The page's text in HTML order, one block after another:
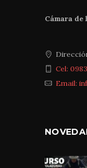
Cámara
Cel:
Email: